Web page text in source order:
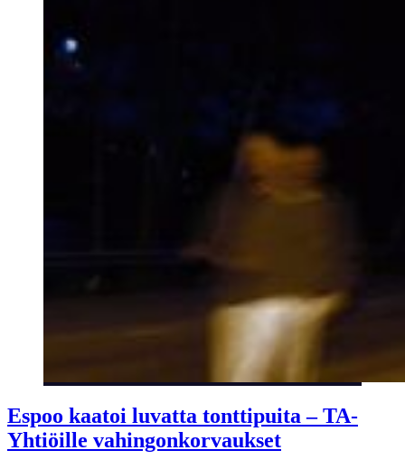
Espoo kaatoi luvatta tonttipuita – TA-
Yhtiöille vahingonkorvaukset